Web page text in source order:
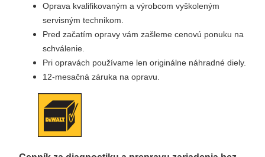
Oprava kvalifikovaným a výrobcom vyškoleným
servisným technikom.
Pred začatím opravy vám zašleme cenovú ponuku na
schválenie.
Pri opravách používame len originálne náhradné diely.
12-mesačná záruka na opravu.